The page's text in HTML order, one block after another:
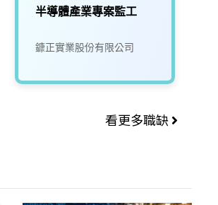
半導體產業專案監工
鏮正實業股份有限公司
看更多職缺